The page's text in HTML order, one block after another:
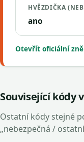
HVĚZDIČKA
ano
Otevřít oficiální
Související kódy
Ostatní kódy stejné
„nebezpečná /